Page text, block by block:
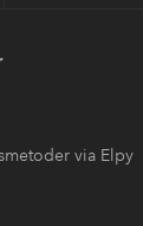
via Elpy